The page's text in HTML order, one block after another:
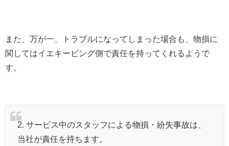
また、万が一、トラブルになってしまった場合も、物損に
関してはイエキーピング側で責任を持ってくれるようで
す。
2. サービス中のスタッフによる物損・紛失事故は、
当社が責任を持ちます。